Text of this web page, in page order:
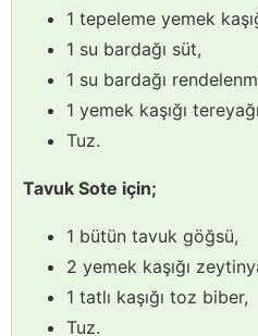
1 tepeleme yemek
1 su bardağı süt,
1 su bardağı
1 yemek kaşığı
Tuz.
Tavuk Sote için;
1 bütün tavuk göğsü,
2 yemek kaşığı
1 tatlı kaşığı toz biber,
Tuz.